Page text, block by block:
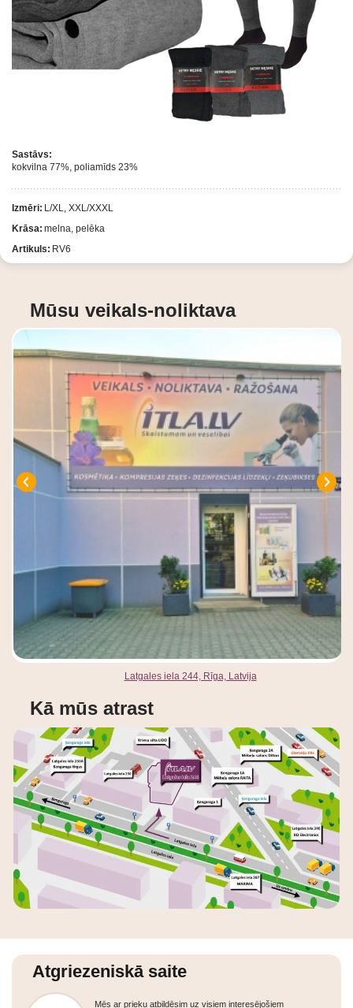
Sastāvs:
kokvilna 77%, poliamīds 23%
Izmēri: L/XL, XXL/XXXL
Krāsa: melna, pelēka
Artikuls: RV6
Mūsu veikals-noliktava
Latgales iela 244, Rīga, Latvija
Kā mūs atrast
Atgriezeniskā saite
Mēs ar prieku atbildēsim uz visiem interesējošiem